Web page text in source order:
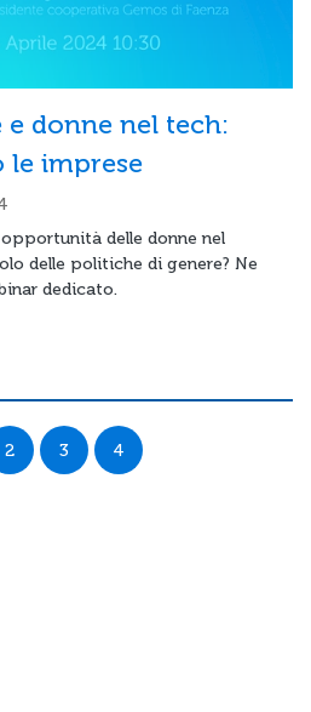
e donne nel tech:
le imprese
delle donne nel
delle politiche di genere? Ne
dedicato.
2 3 4